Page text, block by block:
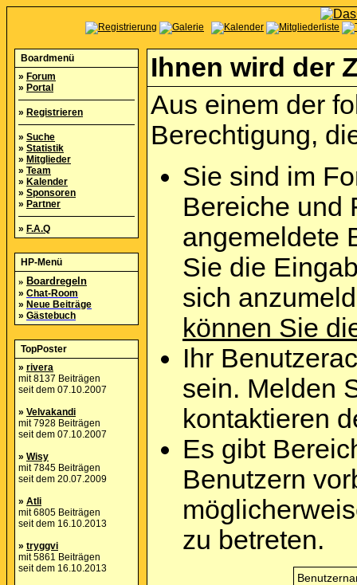
Boardmenü
» Forum
» Portal
» Registrieren
» Suche
» Statistik
» Mitglieder
» Team
» Kalender
» Sponsoren
» Partner
» F.A.Q
HP-Menü
» Boardregeln
» Chat-Room
» Neue Beiträge
» Gästebuch
TopPoster
» rivera
mit 8137 Beiträgen
seit dem 07.10.2007
» Velvakandi
mit 7928 Beiträgen
seit dem 07.10.2007
» Wisy
mit 7845 Beiträgen
seit dem 20.07.2009
» Atli
mit 6805 Beiträgen
seit dem 16.10.2013
» tryggvi
mit 5861 Beiträgen
seit dem 16.10.2013
Ihnen wird der
Aus einem der
Berechtigung,
Sie sind im
Bereiche und
angemeldete
Sie die
sich
können Sie
Ihr
sein. Melden
kontaktieren
Es gibt
Benutzern
zu betreten.